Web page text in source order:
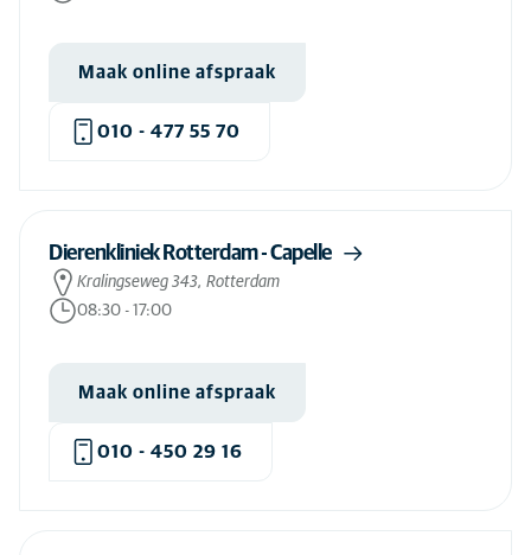
Maak online afspraak
010 - 477 55 70
Dierenkliniek Rotterdam - Capelle
Kralingseweg 343, Rotterdam
08:30 - 17:00
Maak online afspraak
010 - 450 29 16